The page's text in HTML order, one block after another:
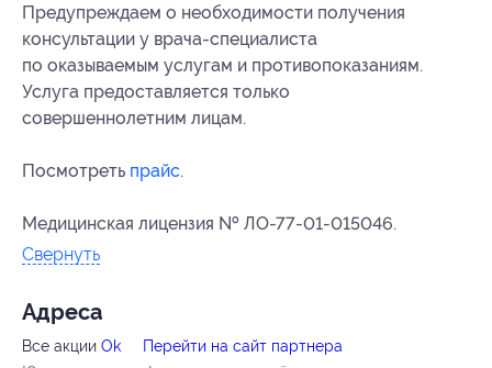
Предупреждаем о необходимости получения
консультации у врача-специалиста
по оказываемым услугам и противопоказаниям.
Услуга предоставляется только
совершеннолетним лицам.
Посмотреть прайс.
Медицинская лицензия № ЛО-77-01-015046.
Свернуть
Адресa
Все акции Ok
Перейти на сайт партнера